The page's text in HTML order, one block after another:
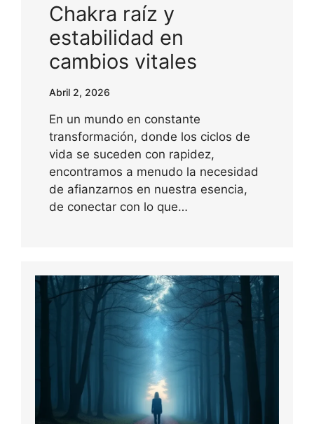
Chakra raíz y
estabilidad en
cambios vitales
Abril 2, 2026
En un mundo en constante
transformación, donde los ciclos de
vida se suceden con rapidez,
encontramos a menudo la necesidad
de afianzarnos en nuestra esencia,
de conectar con lo que…